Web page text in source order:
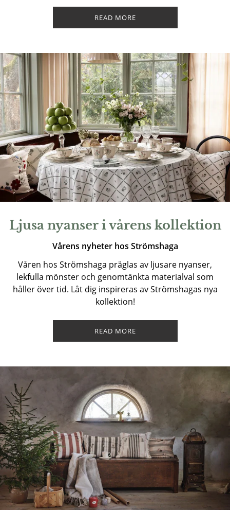
READ MORE
Ljusa nyanser i vårens kollektion
Vårens nyheter hos Strömshaga
Våren hos Strömshaga präglas av ljusare nyanser,
lekfulla mönster och genomtänkta materialval som
håller över tid. Låt dig inspireras av Strömshagas nya
kollektion!
READ MORE